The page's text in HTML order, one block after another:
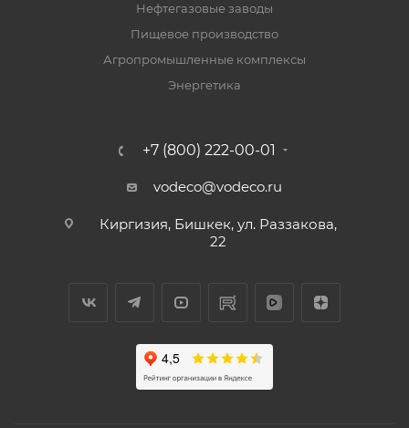
Нефтегазовые заводы
Пищевое производство
Агропромышленные комплексы
Энергетика
+7 (800) 222-00-01
vodeco@vodeco.ru
Киргизия, Бишкек, ул. Раззакова,
22